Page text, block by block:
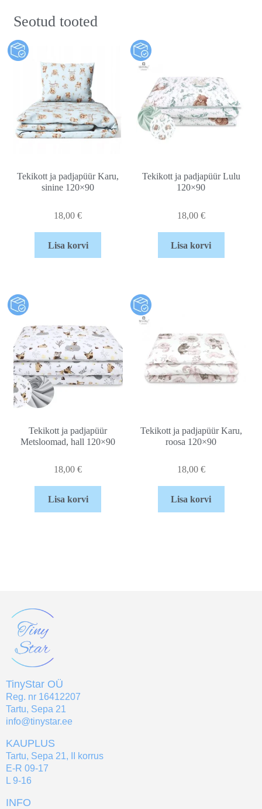
Seotud tooted
Tekikott ja padjapüür Karu,
sinine 120×90
18,00€
Lisa korvi
Tekikott ja padjapüür Lulu
120×90
18,00 €
Lisa korvi
Tekikott ja padjapüür
Metsloomad, hall 120×90
18,00€
Lisa korvi
Tekikott ja padjapüür Karu,
roosa 120×90
18,00 €
Lisa korvi
TinyStar OÜ
Reg. nr 16412207
Tartu, Sepa 21
info@tinystar.ee
KAUPLUS
Tartu, Sepa 21, II korrus
E-R 09-17
L 9-16
INFO